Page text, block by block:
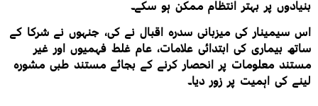
بنیادوں پر بہتر انتظام ممکن ہو سکے۔
اس سیمینار کی میزبانی سدرہ اقبال نے کی، جنہوں نے شرکا کے
ساتھ بیماری کی ابتدائی علامات، عام غلط فہمیوں اور غیر
مستند معلومات پر انحصار کرنے کے بجائے مستند طبی مشورہ
لینے کی اہمیت پر زور دیا۔